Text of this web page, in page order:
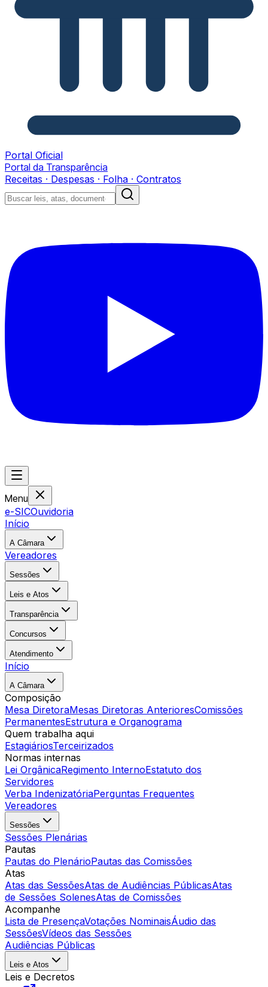
Portal Oficial
Portal da Transparência
Receitas · Despesas · Folha · Contratos
Menu
e-SICOuvidoria
Início
A Câmara
Vereadores
Sessões
Leis e Atos
Transparência
Concursos
Atendimento
Início
A Câmara
Composição
Mesa DiretoraMesas Diretoras AnterioresComissões
PermanentesEstrutura e Organograma
Quem trabalha aqui
EstagiáriosTerceirizados
Normas internas
Lei OrgânicaRegimento InternoEstatuto dos
Servidores
Verba IndenizatóriaPerguntas Frequentes
Vereadores
Sessões
Sessões Plenárias
Pautas
Pautas do PlenárioPautas das Comissões
Atas
Atas das SessõesAtas de Audiências PúblicasAtas
de Sessões SolenesAtas de Comissões
Acompanhe
Lista de PresençaVotações NominaisÁudio das
SessõesVídeos das Sessões
Audiências Públicas
Leis e Atos
Leis e Decretos